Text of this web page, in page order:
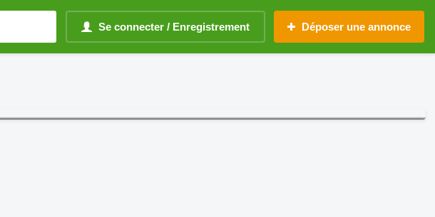
Se connecter / Enregistrement Déposer une annonce